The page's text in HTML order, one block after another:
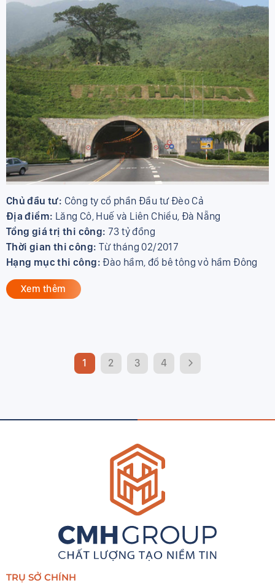
Chủ đầu tư: Công ty cổ phần Đầu tư Đèo Cả
Địa điểm: Lăng Cô, Huế và Liên Chiểu, Đà Nẵng
Tổng giá trị thi công: 73 tỷ đồng
Thời gian thi công: Từ tháng 02/2017
Hạng mục thi công: Đào hầm, đổ bê tông vỏ hầm Đông
Xem thêm
1 2 3 4
TRỤ SỞ CHÍNH